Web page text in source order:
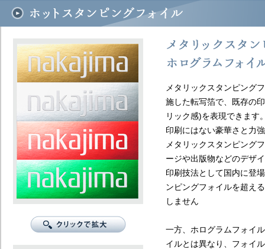
メタリックスタンピング
施した転写箔で、既存の
リック感)を表現できます
印刷にはない豪華さと力
メタリックスタンピング
ージや出版物などのデザ
印刷技法として国内に登
ンピングフォイルを超え
しません
一方、ホログラムフォイ
イルとは異なり、フォイ